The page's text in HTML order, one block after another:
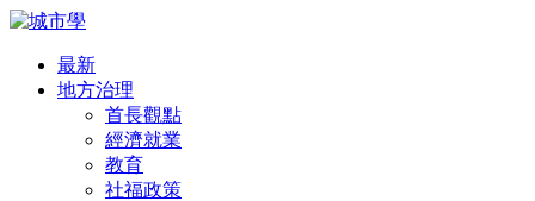
最新
地方治理
首長觀點
經濟就業
教育
社福政策